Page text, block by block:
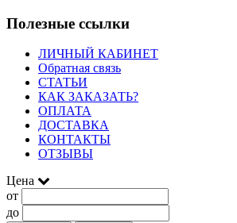
Полезные ссылки
ЛИЧНЫЙ КАБИНЕТ
Обратная связь
СТАТЬИ
КАК ЗАКАЗАТЬ?
ОПЛАТА
ДОСТАВКА
КОНТАКТЫ
ОТЗЫВЫ
Цена
от
до